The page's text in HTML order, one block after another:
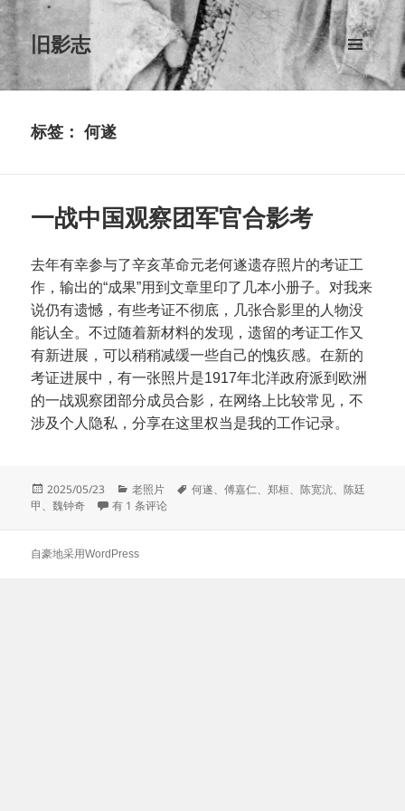
旧影志
菜单和
挂件
标签：何遂
一战中国观察团军官合影考
去年有幸参与了辛亥革命元老何遂遗存照片的考证工
作，输出的“成果”用到文章里印了几本小册子。对我来
说仍有遗憾，有些考证不彻底，几张合影里的人物没
能认全。不过随着新材料的发现，遗留的考证工作又
有新进展，可以稍稍减缓一些自己的愧疚感。在新的
考证进展中，有一张照片是1917年北洋政府派到欧洲
的一战观察团部分成员合影，在网络上比较常见，不
涉及个人隐私，分享在这里权当是我的工作记录。
发
布
2025/05/23
分
类
老照片
标
何遂、傅嘉仁、郑桓、陈宽沆、陈廷
甲、魏钟奇 一战中国观察团军官合影考
有 1 条评论
自豪地采用WordPress